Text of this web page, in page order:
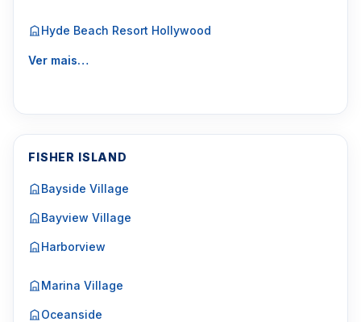
Hyde Beach Resort Hollywood
Ver mais…
FISHER ISLAND
Bayside Village
Bayview Village
Harborview
Marina Village
Oceanside